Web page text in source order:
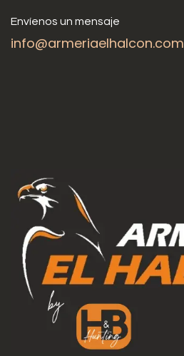
Envíenos un mensaje
info@armeriaelhalcon.com